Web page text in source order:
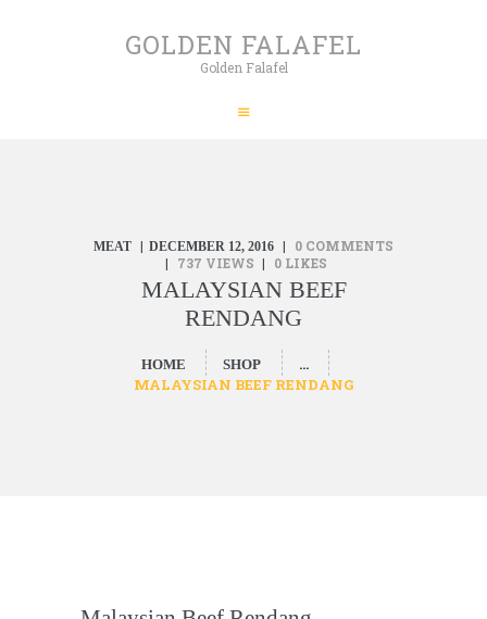
GOLDEN FALAFEL
Golden Falafel
MEAT DECEMBER 12, 2016 0 COMMENTS
737 VIEWS 0 LIKES
MALAYSIAN BEEF
RENDANG
HOME SHOP
...
MALAYSIAN BEEF RENDANG
GOLDEN FALAFEL